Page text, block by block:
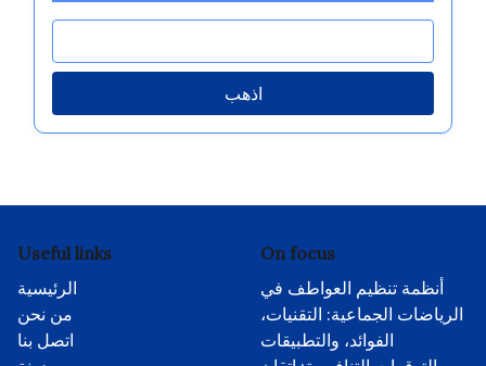
اذهب
Useful links
الرئيسية
من نحن
اتصل بنا
On focus
أنظمة تنظيم العواطف في
الرياضات الجماعية: التقنيات،
الفوائد، والتطبيقات